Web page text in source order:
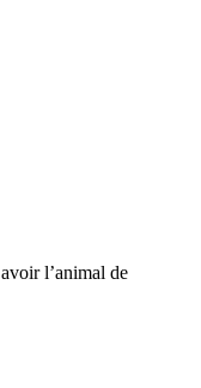
l’animal de